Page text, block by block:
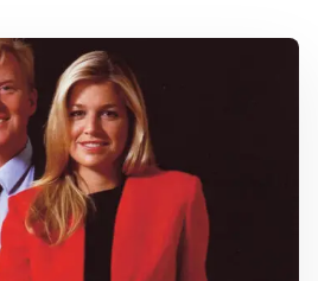
met één zin heel Nederland inpakte…